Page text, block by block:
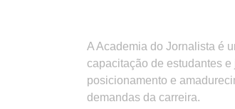
A Academia do Jornalista é
capacitação de estudantes
posicionamento e
demandas da carreira.